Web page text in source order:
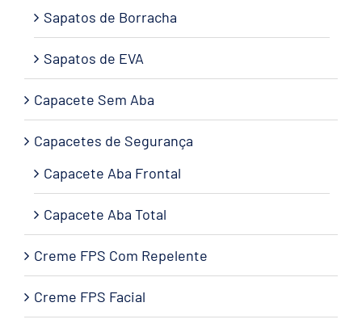
Sapatos de Borracha
Sapatos de EVA
Capacete Sem Aba
Capacetes de Segurança
Capacete Aba Frontal
Capacete Aba Total
Creme FPS Com Repelente
Creme FPS Facial